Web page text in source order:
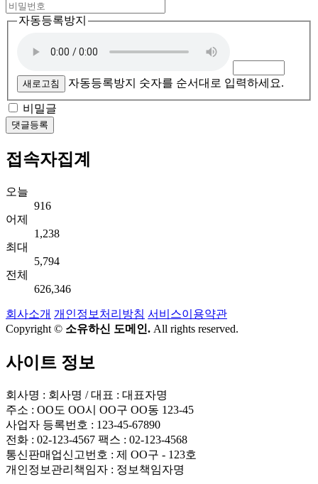
자동등록방지
새로고침 자동등록방지 숫자를 순서대로 입력하세요.
비밀글
댓글등록
접속자집계
오늘
916
어제
1,238
최대
5,794
전체
626,346
회사소개 개인정보처리방침 서비스이용약관
Copyright © 소유하신 도메인. All rights reserved.
사이트 정보
회사명 : 회사명 / 대표 : 대표자명
주소 : OO도 OO시 OO구 OO동 123-45
사업자 등록번호 : 123-45-67890
전화 : 02-123-4567 팩스 : 02-123-4568
통신판매업신고번호 : 제 OO구 - 123호
개인정보관리책임자 : 정보책임자명